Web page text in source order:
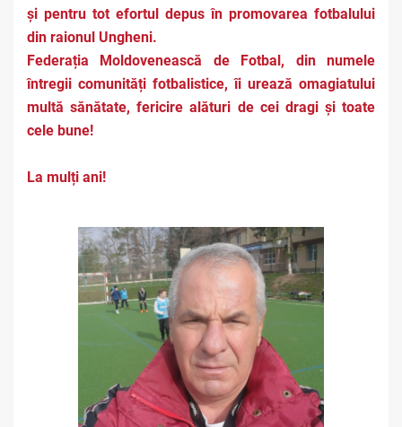
și pentru tot efortul depus în promovarea fotbalului
din raionul Ungheni.
Federația Moldovenească de Fotbal, din numele
întregii comunități fotbalistice, îi urează omagiatului
multă sănătate, fericire alături de cei dragi și toate
cele bune!
La mulți ani!